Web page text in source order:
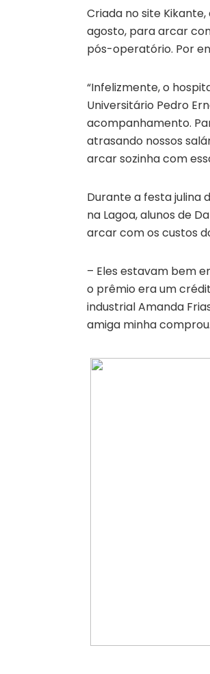
Criada no site
agosto, para arcar
pós-operatório. Por
“Infelizmente, o
Universitário Pedro
acompanhamento.
atrasando nossos
arcar sozinha com
Durante a festa julina
na Lagoa, alunos de
arcar com os custos
– Eles estavam bem
o prêmio era um
industrial Amanda
amiga minha comprou.